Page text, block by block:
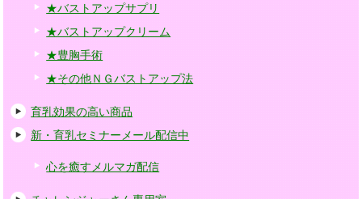
★バストアップサプリ
★バストアップクリーム
★豊胸手術
★その他ＮＧバストアップ法
育乳効果の高い商品
新・育乳セミナーメール配信中
心を癒すメルマガ配信